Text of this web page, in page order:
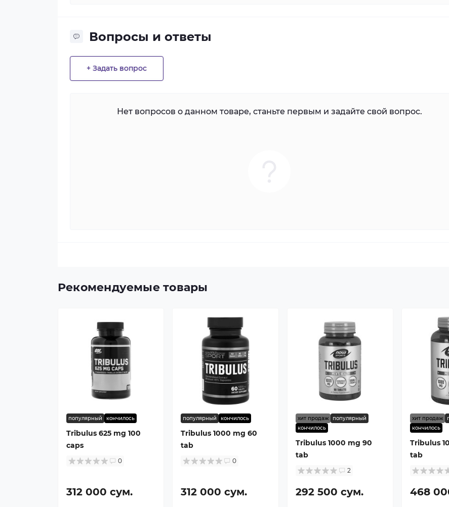
Вопросы и ответы
+ Задать вопрос
Нет вопросов о данном товаре, станьте первым и задайте свой вопрос.
Рекомендуемые товары
популярный кончилось
Tribulus 625 mg 100
caps
0
312 000 сум.
популярный кончилось
Tribulus 1000 mg 60
tab
0
312 000 сум.
хит продаж
популярный
кончилось
Tribulus 1000 mg 90
tab
2
292 500 сум.
хит продаж
кончилось
Tribulus
tab
468